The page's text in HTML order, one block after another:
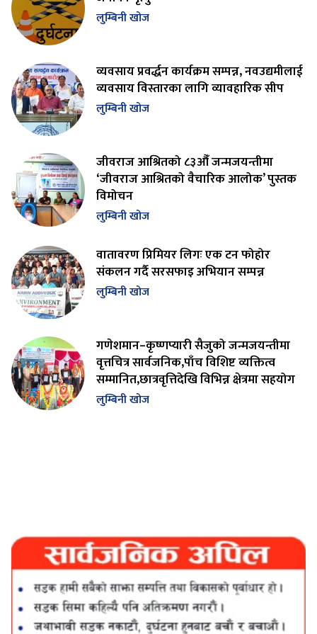
लुम्बिनी खोज
व्यवसाय प्रवर्द्धन कार्यक्रम सम्पन्न, नवउद्यमीलाई
व्यवसाय विस्तारका लागि व्यावहारिक सीप
लुम्बिनी खोज
जीवराज आश्रितको ८३औँ जन्मजयन्तीमा
‘जीवराज आश्रितको वैचारिक आलोक’ पुस्तक
विमोचन
लुम्बिनी खोज
वातावरण प्रिमियर लिगः एक टन फोहोर
संकलन गर्दै सरसफाइ अभियान सम्पन्न
लुम्बिनी खोज
गणेशमान–कृष्णप्यारी सैजुको जन्मजयन्तीमा
वृत्तचित्र सार्वजनिक,पाँच विशिष्ट व्यक्तित्व
सम्मानित,छात्रवृत्तिदेखि विभिन्न क्षेत्रमा सहयोग
लुम्बिनी खोज